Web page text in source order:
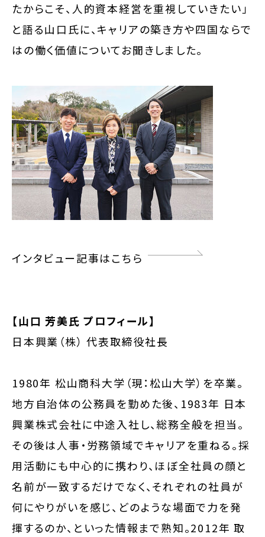
たからこそ、人的資本経営を重視していきたい」
と語る山口氏に、キャリアの築き方や四国ならで
はの働く価値についてお聞きしました。
インタビュー記事はこちら
【山口 芳美氏 プロフィール】
日本興業（株） 代表取締役社長
1980年 松山商科大学（現：松山大学）を卒業。
地方自治体の公務員を勤めた後、1983年 日本
興業株式会社に中途入社し、総務全般を担当。
その後は人事・労務領域でキャリアを重ねる。採
用活動にも中心的に携わり、ほぼ全社員の顔と
名前が一致するだけでなく、それぞれの社員が
何にやりがいを感じ、どのような場面で力を発
揮するのか、といった情報まで熟知。2012年 取